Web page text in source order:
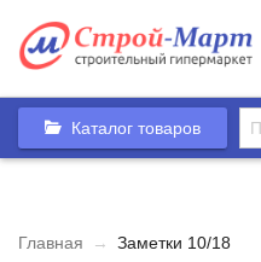
Каталог товаров
Главная → Заметки 10/18